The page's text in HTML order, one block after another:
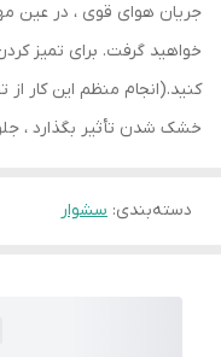
جریان هوای قوی ، در عین
خواهید گرفت. برای تمیز
کنید.(انجام منظم این کار
خشک شدن تأثیر بگذارد ،
دسته‌بندی: سشوار